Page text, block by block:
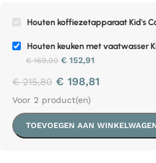
Houten koffiezetapparaat Kid's
Houten keuken met vaatwasser
€169,90 € 152,91
€215,80 € 198,81
Voor 2 product(en)
TOEVOEGEN AAN